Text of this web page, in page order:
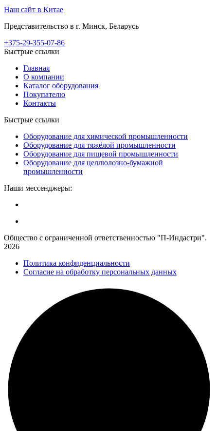
Наш сайт в Китае
Представительство в г. Минск, Беларусь
+375-29-355-07-86
Быстрые ссылки
Главная
О компании
Каталог оборудования
Покупателю
Контакты
Быстрые ссылки
Оборудование для химической промышленности
Оборудование для тяжёлой промышленности
Оборудование для пищевой промышленности
Оборудование для целлюлозно-бумажной
промышленности
Наши мессенджеры:
Общество с ограниченной ответственностью "П-Индастри".
2026
Политика конфиденциальности
Согласие на обработку персональных данных